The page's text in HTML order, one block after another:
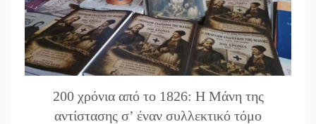
200 χρόνια από το 1826: Η Μάνη της
αντίστασης σ’ έναν συλλεκτικό τόμο